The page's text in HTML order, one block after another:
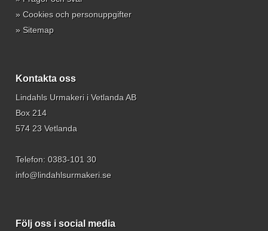
» Cookies och personuppgifter
» Sitemap
Kontakta oss
Lindahls Urmakeri i Vetlanda AB
Box 214
574 23 Vetlanda
Telefon: 0383-101 30
info@lindahlsurmakeri.se
Följ oss i social media